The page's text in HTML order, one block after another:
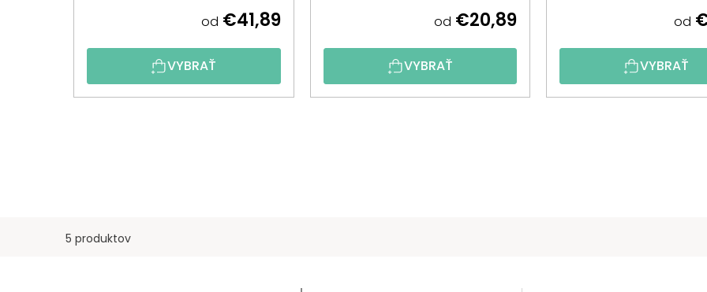
od €41,89
VYBRAŤ
od €20,89
VYBRAŤ
od
VYBRAŤ
5 produktov